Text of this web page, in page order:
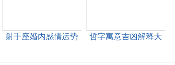
射手座婚内感情运势
哲字寓意吉凶解释大